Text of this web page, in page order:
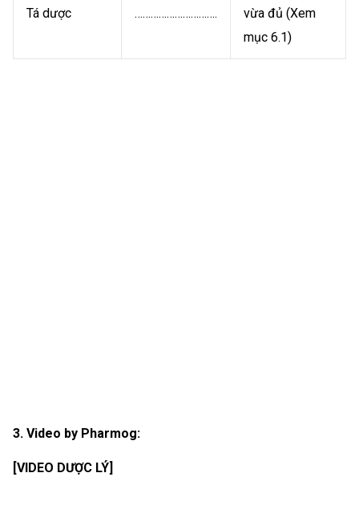
Tá dược ………………………….
vừa đủ (Xem
mục 6.1)
3. Video by Pharmog:
[VIDEO DƯỢC LÝ]